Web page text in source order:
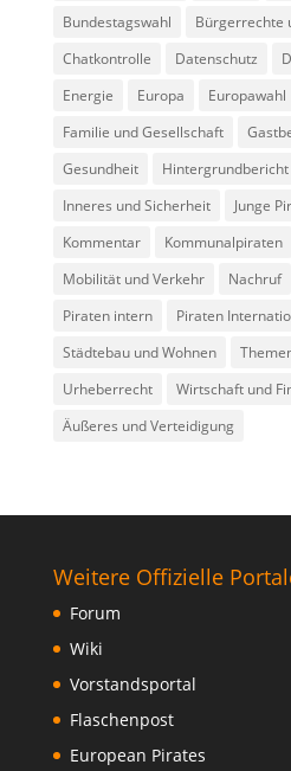
Bundestagswahl
Bürgerrechte
Chatkontrolle
Datenschutz
Energie
Europa
Europawahl
Familie und Gesellschaft
Gesundheit
Hintergrundbericht
Inneres und Sicherheit
Junge
Kommentar
Kommunalpiraten
Mobilität und Verkehr
Nachruf
Piraten intern
Piraten
Städtebau und Wohnen
Urheberrecht
Wirtschaft und
Äußeres und Verteidigung
Weitere Offizielle
Forum
Wiki
Vorstandsportal
Flaschenpost
European Pirates